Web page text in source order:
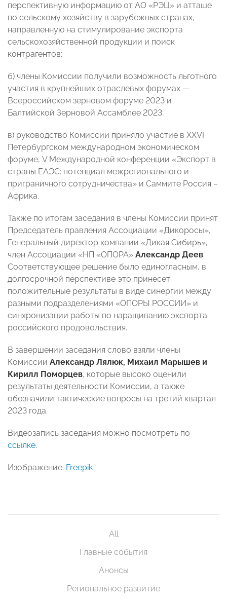
перспективную информацию от АО «РЭЦ» и атташе
по сельскому хозяйству в зарубежных странах,
направленную на стимулирование экспорта
сельскохозяйственной продукции и поиск
контрагентов;
б) члены Комиссии получили возможность льготного
участия в крупнейших отраслевых форумах —
Всероссийском зерновом форуме 2023 и
Балтийской Зерновой Ассамблее 2023;
в) руководство Комиссии приняло участие в XXVI
Петербургском международном экономическом
форуме, V Международной конференции «Экспорт в
страны ЕАЭС: потенциал межрегионального и
приграничного сотрудничества» и Саммите Россия –
Африка.
Также по итогам заседания в члены Комиссии принят
Председатель правления Ассоциации «Дикоросы»,
Генеральный директор компании «Дикая Сибирь»,
член Ассоциации «НП «ОПОРА» Александр Деев.
Соответствующее решение было единогласным, в
долгосрочной перспективе это принесет
положительные результаты в виде синергии между
разными подразделениями «ОПОРЫ РОССИИ» и
синхронизации работы по наращиванию экспорта
российского продовольствия.
В завершении заседания слово взяли члены
Комиссии Александр Лялюк, Михаил Марышев и
Кирилл Поморцев, которые высоко оценили
результаты деятельности Комиссии, а также
обозначили тактические вопросы на третий квартал
2023 года.
Видеозапись заседания можно посмотреть по
ссылке.
Изображение: Freepik
All
Главные события
Анонсы
Региональное развитие